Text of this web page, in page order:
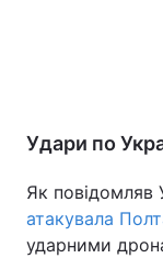
Удари по
Як повідомляв
атакувала
ударними